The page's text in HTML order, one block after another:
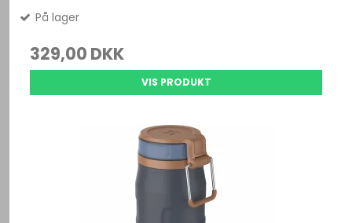
På lager
329,00 DKK
VIS PRODUKT